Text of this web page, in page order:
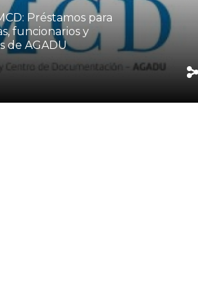
Préstamos para
funcionarios y
de AGADU